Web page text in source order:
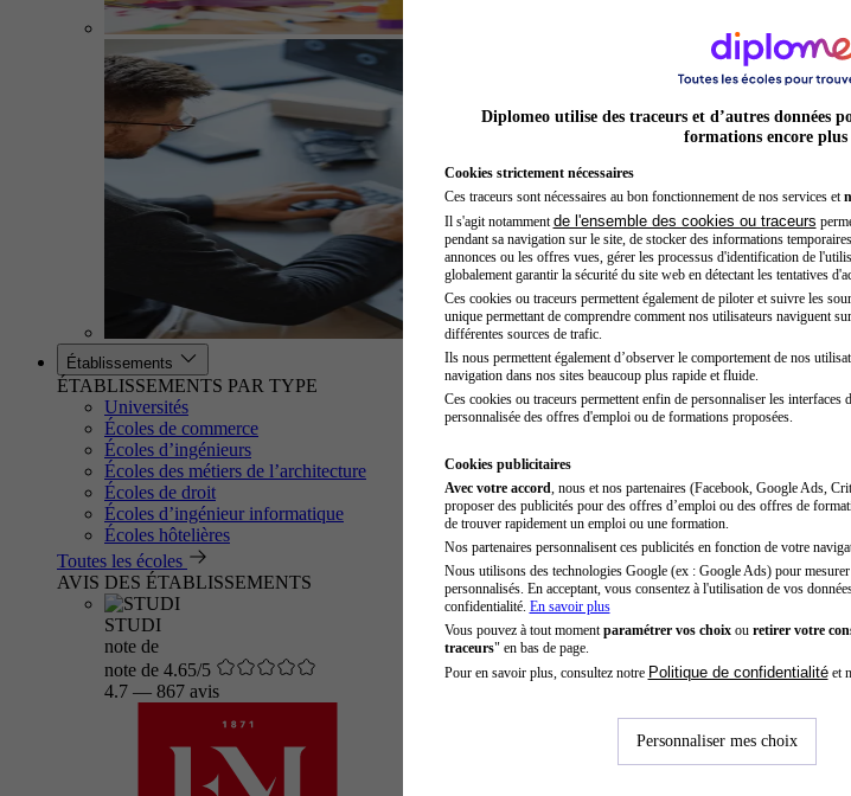
Auxiliaire de puériculture
Établissements
ÉTABLISSEMENTS PAR TYPE
Universités
Écoles de commerce
Écoles d’ingénieurs
Écoles des métiers de l’architecture
Écoles de droit
Écoles d’ingénieur informatique
Écoles hôtelières
Toutes les écoles
AVIS DES ÉTABLISSEMENTS
STUDI
note de
note de 4.65/5
4.7 — 867 avis
Diplomeo utilise des traceurs et d’autres données
formations encore plus
Cookies strictement nécessaires
Ces traceurs sont nécessaires au bon fonctionnement de nos services et
Il s'agit notamment de l'ensemble des cookies ou traceurs
pendant sa navigation sur le site, de stocker des informations
annonces ou les offres vues, gérer les processus d'identification de
globalement garantir la sécurité du site web en détectant les tentatives
Ces cookies ou traceurs permettent également de piloter et suivre les
unique permettant de comprendre comment nos utilisateurs naviguent
différentes sources de trafic.
Ils nous permettent également d’observer le comportement de nos
navigation dans nos sites beaucoup plus rapide et fluide.
Ces cookies ou traceurs permettent enfin de personnaliser les interfaces
personnalisée des offres d'emploi ou de formations proposées.
Cookies publicitaires
Avec votre accord , nous et nos partenaires (Facebook, Google Ads,
proposer des publicités pour des offres d’emploi ou des offres de
de trouver rapidement un emploi ou une formation.
Nos partenaires personnalisent ces publicités en fonction de votre
Nous utilisons des technologies Google (ex : Google Ads) pour
personnalisés. En acceptant, vous consentez à l'utilisation de vos
confidentialité. En savoir plus
Vous pouvez à tout moment paramétrer vos choixou retirer votre
traceurs" en bas de page.
Pour en savoir plus, consultez notre Politique de confidentialitéet
Personnaliser mes choix